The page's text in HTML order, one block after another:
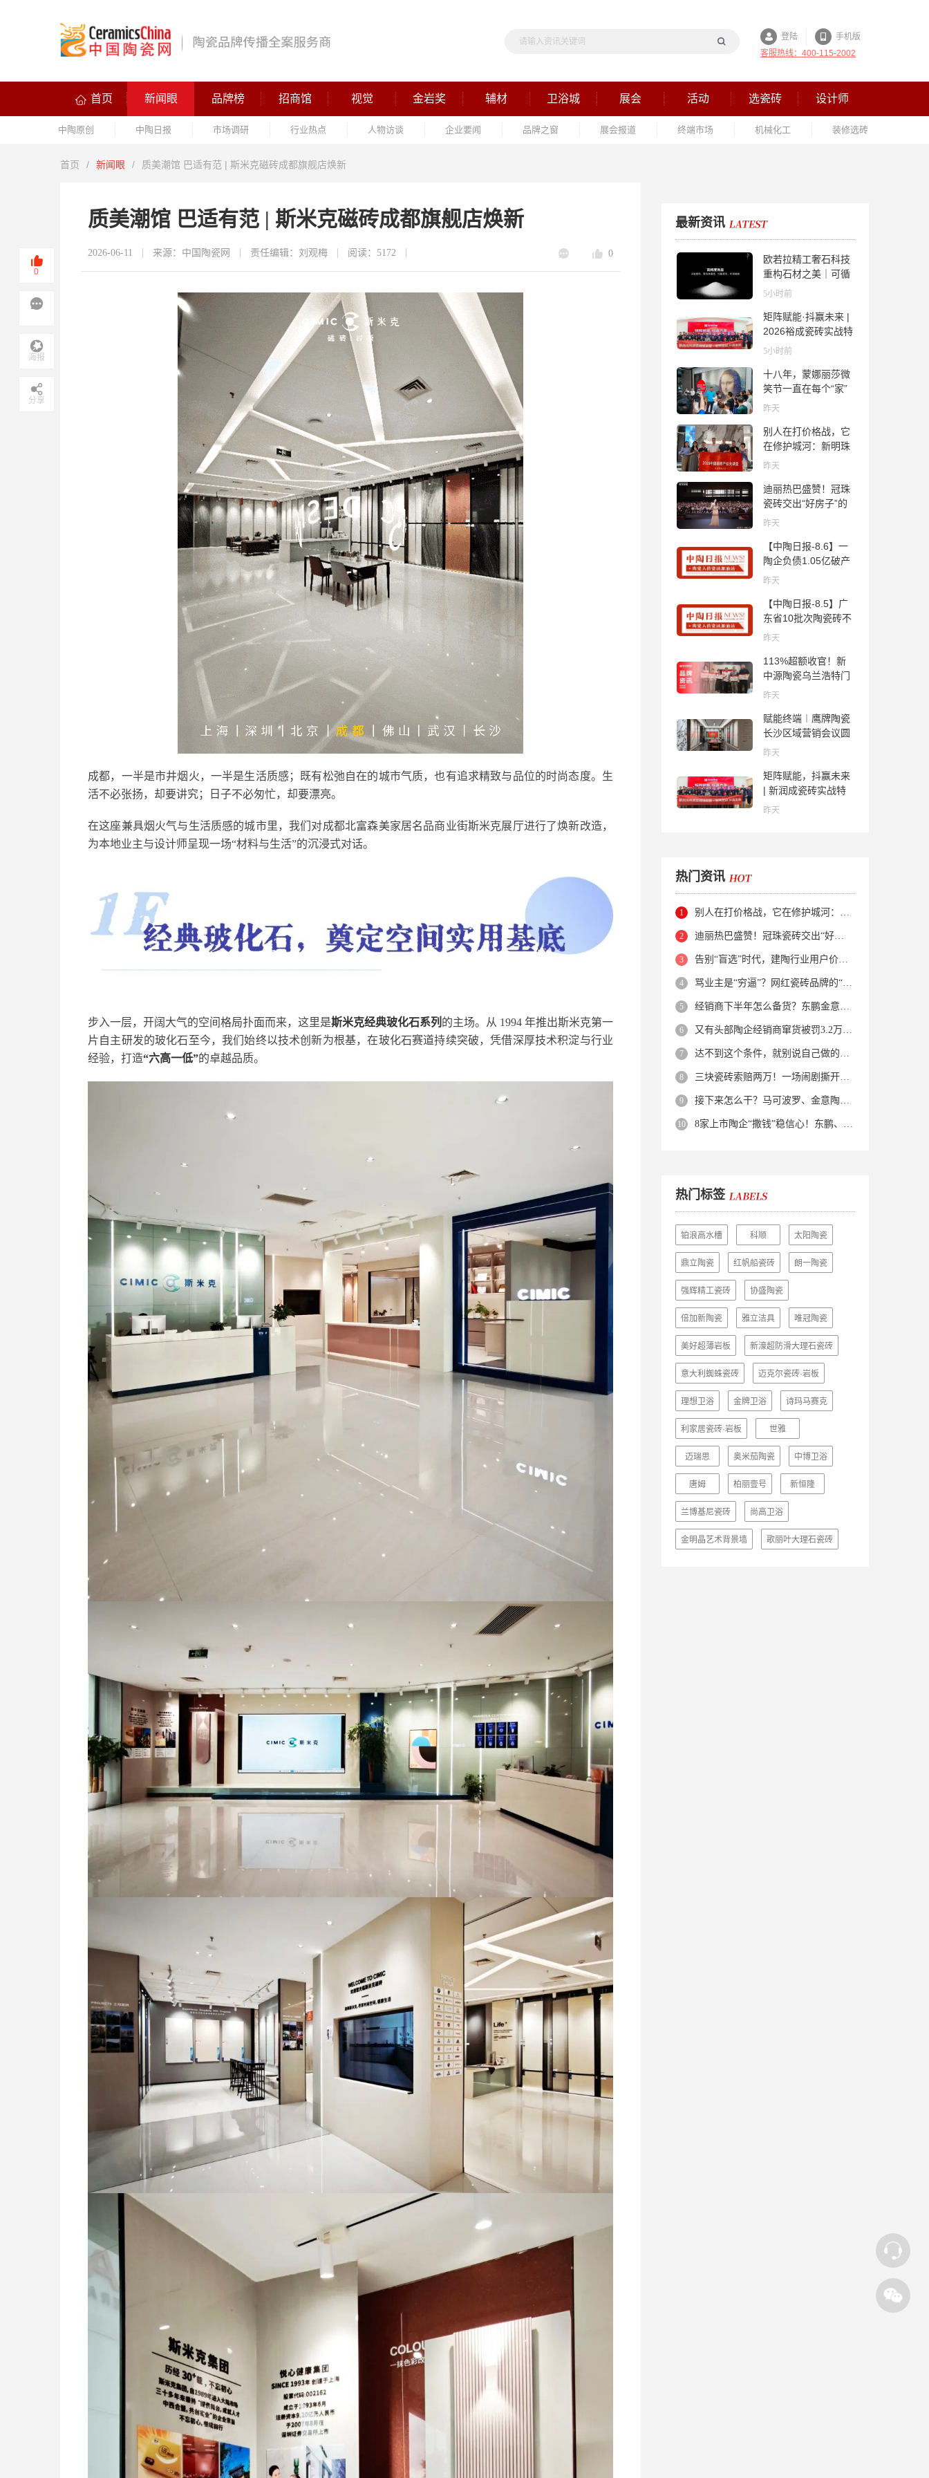
登陆
手机版
客服热线：400-115-2002
首页 新闻眼 品牌榜 招商馆 视觉 金岩奖 辅材 卫浴城 展会 活动 选瓷砖 设计师
中陶原创 中陶日报 市场调研 行业热点 人物访谈 企业要闻 品牌之窗 展会报道 终端市场 机械化工 装修选砖
首页 / 新闻眼 / 质美潮馆 巴适有范 | 斯米克磁砖成都旗舰店焕新
质美潮馆 巴适有范 | 斯米克磁砖成都旗舰店焕新
2026-06-11 来源：中国陶瓷网 责任编辑：刘观梅 阅读：5172 0
成都，一半是市井烟火，一半是生活质感；既有松弛自在的城市气质，也有追求精致与品位的时尚态度。生
活不必张扬，却要讲究；日子不必匆忙，却要漂亮。
在这座兼具烟火气与生活质感的城市里，我们对成都北富森美家居名品商业街斯米克展厅进行了焕新改造，
为本地业主与设计师呈现一场“材料与生活”的沉浸式对话。
步入一层，开阔大气的空间格局扑面而来，这里是斯米克经典玻化石系列 的主场。从 1994 年推出斯米克第一
片自主研发的玻化石至今，我们始终以技术创新为根基，在玻化石赛道持续突破，凭借深厚技术积淀与行业
经验，打造“六高一低”的卓越品质。
最新资讯
欧若拉精工奢石科技
重构石材之美｜可循
环高纯度微晶，重新
5小时前
矩阵赋能·抖赢未来 |
2026裕成瓷砖实战特
训营圆满收官
5小时前
十八年，蒙娜丽莎微
笑节一直在每个“家”
的故事里
昨天
别人在打价格战，它
在修护城河：新明珠
岩板的逆势密码
昨天
迪丽热巴盛赞！冠珠
瓷砖交出“好房子”的
标准答卷
昨天
【中陶日报-8.6】一
陶企负债1.05亿破产
清算；东鹏拟延长基
开展建陶行业能效领
跑者企业推荐工作
昨天
【中陶日报-8.5】广
东省10批次陶瓷砖不
合格；科达购买特福
过；蒙娜丽莎5千万
回购股份；建霖家居
海外产能突破18亿元
昨天
113%超额收官！新
中源陶瓷乌兰浩特门
店周年活动圆满落幕
昨天
赋能终端︱鹰牌陶瓷
长沙区域营销会议圆
满举行，共探渠道拓
昨天
矩阵赋能，抖赢未来
| 新润成瓷砖实战特
训营成功举办，吹响
昨天
热门资讯
别人在打价格战，它在修护城河：新明珠岩板的逆势密码
迪丽热巴盛赞！冠珠瓷砖交出“好房子”的标准答卷
告别“盲选”时代，建陶行业用户价值正在被改写！
骂业主是“穷逼”？网红瓷砖品牌的“真实面目”被揭开了！
经销商下半年怎么备货？东鹏金意陶马可波罗等10大品牌集体亮剑
又有头部陶企经销商窜货被罚3.2万！品牌区域保护岌岌可危？
达不到这个条件，就别说自己做的是质感砖！
三块瓷砖索赔两万！一场闹剧撕开了装修“碰瓷”的遮羞布
接下来怎么干？马可波罗、金意陶、蒙娜丽莎、箭牌、欧神诺、宏宇…
8家上市陶企“撒钱”稳信心！东鹏、蒙娜丽莎等启动回购增持
热门标签
铂浪高水槽 科顺 太阳陶瓷
鼎立陶瓷 红帆船瓷砖 朗一陶瓷
强辉精工瓷砖 协盛陶瓷
倍加新陶瓷 雅立洁具 唯冠陶瓷
美好超薄岩板 新濠超防滑大理石瓷砖
意大利蜘蛛瓷砖 迈克尔瓷砖·岩板
理想卫浴 金牌卫浴 诗玛马赛克
利家居瓷砖·岩板 世雅
迈瑞思 奥米茄陶瓷 中博卫浴
唐姆 柏丽壹号 新恒隆
兰博基尼瓷砖 尚高卫浴
金明晶艺术背景墙 歌丽叶大理石瓷砖
0
海报
分享